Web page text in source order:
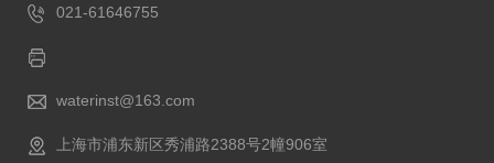
021-61646755
waterinst@163.com
上海市浦东新区秀浦路2388号2幢906室